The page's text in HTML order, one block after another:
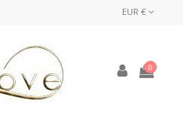
EUR €
0